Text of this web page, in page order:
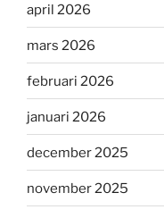
april 2026
mars 2026
februari 2026
januari 2026
december 2025
november 2025